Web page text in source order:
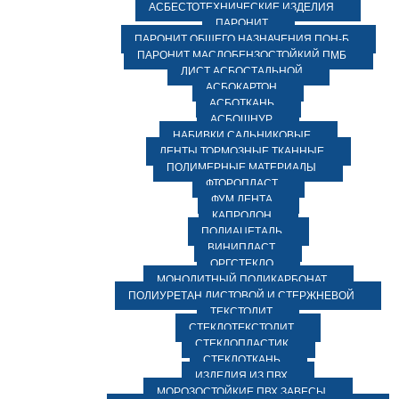
АСБЕСТОТЕХНИЧЕСКИЕ ИЗДЕЛИЯ
ПАРОНИТ
ПАРОНИТ ОБЩЕГО НАЗНАЧЕНИЯ ПОН-Б
ПАРОНИТ МАСЛОБЕНЗОСТОЙКИЙ ПМБ
ЛИСТ АСБОСТАЛЬНОЙ
АСБОКАРТОН
АСБОТКАНЬ
АСБОШНУР
НАБИВКИ САЛЬНИКОВЫЕ
ЛЕНТЫ ТОРМОЗНЫЕ ТКАННЫЕ
ПОЛИМЕРНЫЕ МАТЕРИАЛЫ
ФТОРОПЛАСТ
ФУМ ЛЕНТА
КАПРОЛОН
ПОЛИАЦЕТАЛЬ
ВИНИПЛАСТ
ОРГСТЕКЛО
МОНОЛИТНЫЙ ПОЛИКАРБОНАТ
ПОЛИУРЕТАН ЛИСТОВОЙ И СТЕРЖНЕВОЙ
ТЕКСТОЛИТ
СТЕКЛОТЕКСТОЛИТ
СТЕКЛОПЛАСТИК
СТЕКЛОТКАНЬ
ИЗДЕЛИЯ ИЗ ПВХ
МОРОЗОСТОЙКИЕ ПВХ ЗАВЕСЫ